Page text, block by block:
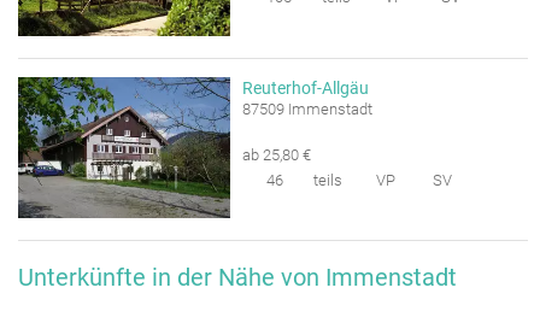
Reuterhof-Allgäu
87509 Immenstadt
ab 25,80 €
46
teils VP SV
Unterkünfte in der Nähe von Immenstadt